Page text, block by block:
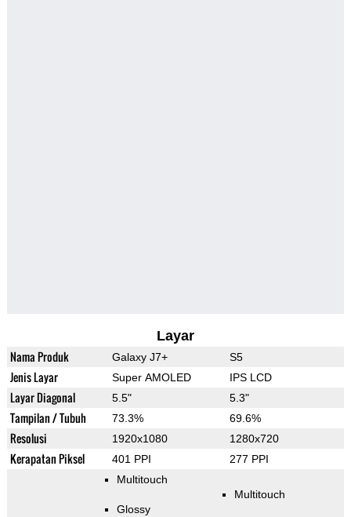
Layar
Nama Produk Galaxy J7+ S5
Jenis Layar Super AMOLED IPS LCD
Layar Diagonal 5.5" 5.3"
Tampilan / Tubuh 73.3% 69.6%
Resolusi 1920x1080 1280x720
Kerapatan Piksel 401 PPI 277 PPI
Multitouch
Glossy
Multitouch